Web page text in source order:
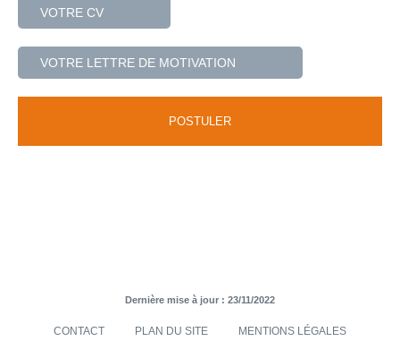
VOTRE CV
VOTRE LETTRE DE MOTIVATION
Dernière mise à jour : 23/11/2022
CONTACT PLAN DU SITE MENTIONS LÉGALES